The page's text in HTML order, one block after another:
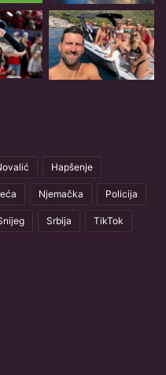
Hapšenje
Njemačka Policija
Srbija TikTok